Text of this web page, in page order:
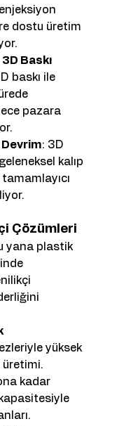
dostu üretim
Baskı
baskı ile
pazara
Devrim: 3D
kalıp
Çözümleri
yana plastik
yüksek
üretimi.
kadar